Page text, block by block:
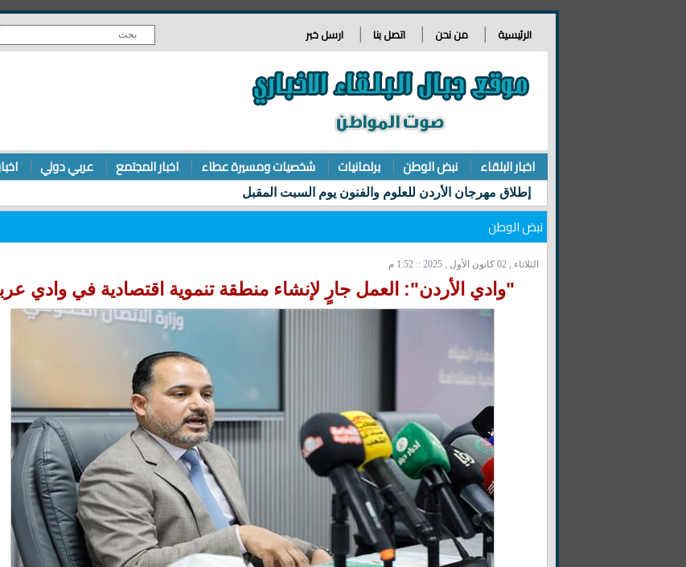
الرئيسية من نحن اتصل بنا ارسل خبر
اخبار البلقاء نبض الوطن برلمانيات شخصيات ومسيرة عطاء اخبار المجتمع عربي دولي
نبض الوطن
الثلاثاء , 02 كانون الأول , 2025 :: 1:52 م
"وادي الأردن": العمل جارٍ لإنشاء منطقة تنموية اقتصادية في وادي